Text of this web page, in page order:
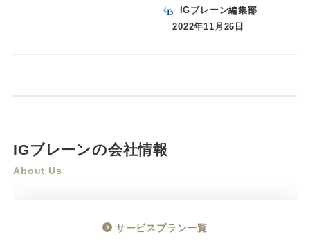
IGブレーン編集部
2022年11月26日
IGブレーンの会社情報
About Us
サービスプラン一覧